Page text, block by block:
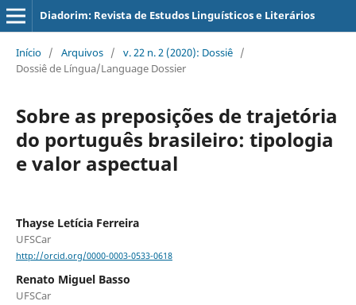
Diadorim: Revista de Estudos Linguísticos e Literários
Início / Arquivos / v. 22 n. 2 (2020): Dossiê /
Dossiê de Língua/Language Dossier
Sobre as preposições de trajetória
do português brasileiro: tipologia
e valor aspectual
Thayse Letícia Ferreira
UFSCar
http://orcid.org/0000-0003-0533-0618
Renato Miguel Basso
UFSCar